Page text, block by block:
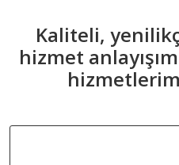
Kaliteli,
hizmet